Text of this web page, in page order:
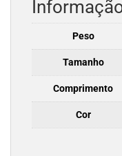
Peso
Tamanho
Comprimento
Cor